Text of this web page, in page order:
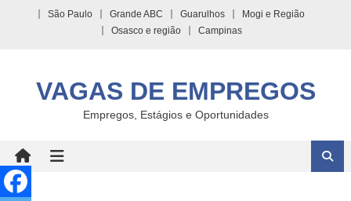
São Paulo Grande ABC Guarulhos
Mogi e Região
Osasco e região
Campinas
VAGAS DE EMPREGOS
Empregos, Estágios e Oportunidades